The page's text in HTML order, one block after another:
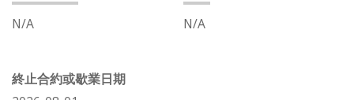
N/A
N/A
終止合約或歇業日期